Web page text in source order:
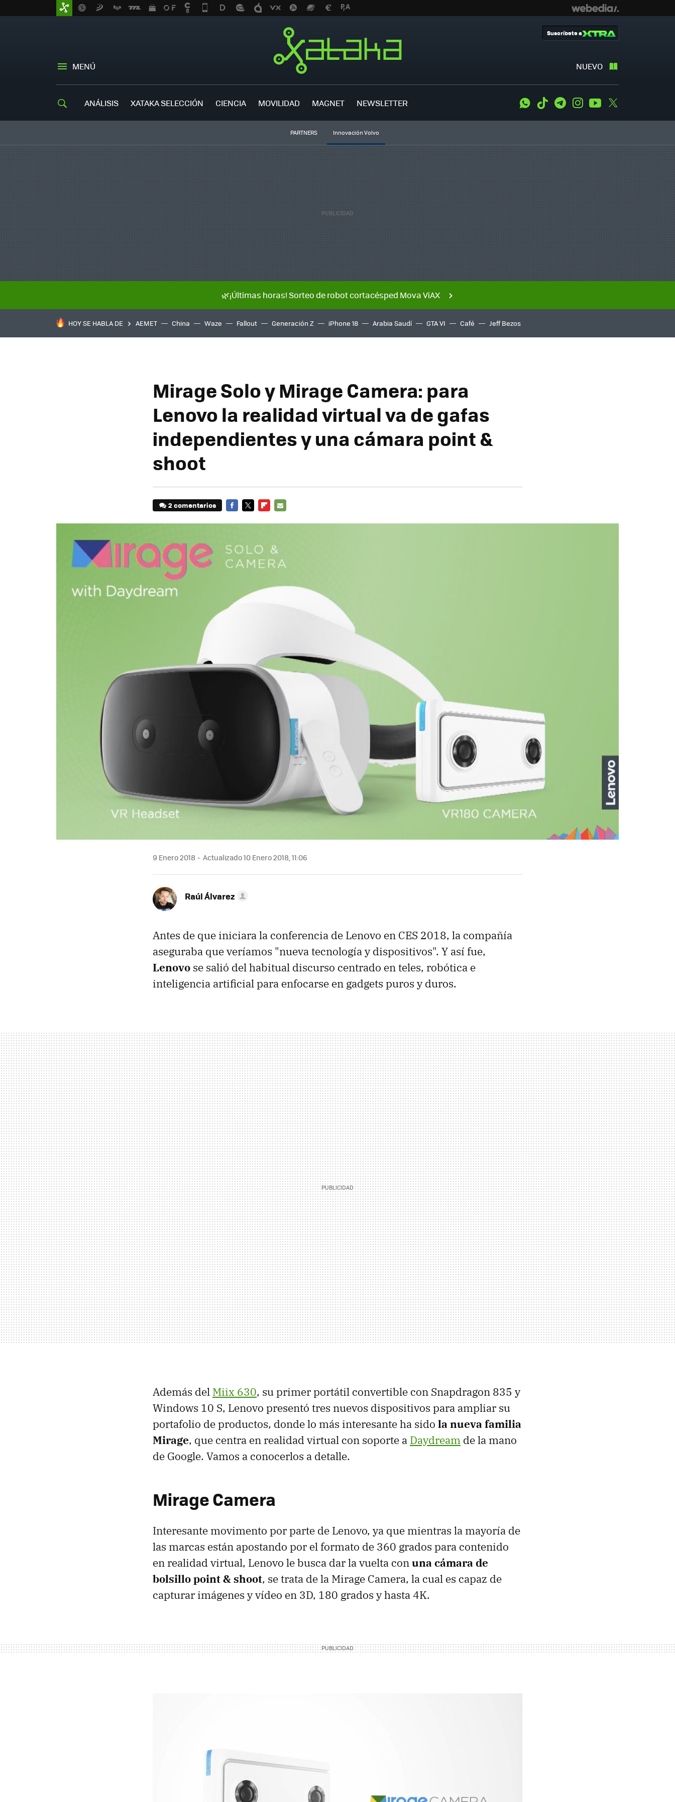
MENÚ NUEVO
Suscríbete a
ANÁLISIS XATAKA SELECCIÓN CIENCIA MOVILIDAD MAGNET NEWSLETTER WhatsApp
Tiktok TelegramInstagramYoutube
PARTNERS Innovación Volvo
🌿¡Últimas horas! Sorteo de robot cortacésped Mova ViAX
HOY SE HABLA DE AEMET China Waze Fallout Generación Z iPhone 18 Arabia Saudí GTA VI Café Jeff Bezos
Mirage Solo y Mirage Camera: para
Lenovo la realidad virtual va de gafas
independientes y una cámara point &
shoot
2 comentarios
9 Enero 2018 Actualizado 10 Enero 2018, 11:06
Raúl Álvarez
Antes de que iniciara la conferencia de Lenovo en CES 2018, la compañía
aseguraba que veríamos "nueva tecnología y dispositivos". Y así fue,
Lenovo se salió del habitual discurso centrado en teles, robótica e
inteligencia artificial para enfocarse en gadgets puros y duros.
Además del Miix 630, su primer portátil convertible con Snapdragon 835 y
Windows 10 S, Lenovo presentó tres nuevos dispositivos para ampliar su
portafolio de productos, donde lo más interesante ha sido la nueva familia
Mirage, que centra en realidad virtual con soporte a Daydream de la mano
de Google. Vamos a conocerlos a detalle.
Mirage Camera
Interesante movimento por parte de Lenovo, ya que mientras la mayoría de
las marcas están apostando por el formato de 360 grados para contenido
en realidad virtual, Lenovo le busca dar la vuelta conuna cámara de
bolsillo point & shoot, se trata de la Mirage Camera, la cual es capaz de
capturar imágenes y vídeo en 3D, 180 grados y hasta 4K.